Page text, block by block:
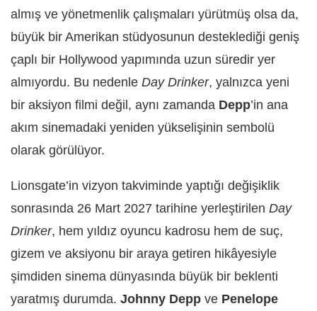
almış ve yönetmenlik çalışmaları yürütmüş olsa da,
büyük bir Amerikan stüdyosunun desteklediği geniş
çaplı bir Hollywood yapımında uzun süredir yer
almıyordu. Bu nedenle Day Drinker, yalnızca yeni
bir aksiyon filmi değil, aynı zamanda Depp’in ana
akım sinemadaki yeniden yükselişinin sembolü
olarak görülüyor.
Lionsgate’in vizyon takviminde yaptığı değişiklik
sonrasında 26 Mart 2027 tarihine yerleştirilen Day
Drinker, hem yıldız oyuncu kadrosu hem de suç,
gizem ve aksiyonu bir araya getiren hikâyesiyle
şimdiden sinema dünyasında büyük bir beklenti
yaratmış durumda. Johnny Depp ve Penelope